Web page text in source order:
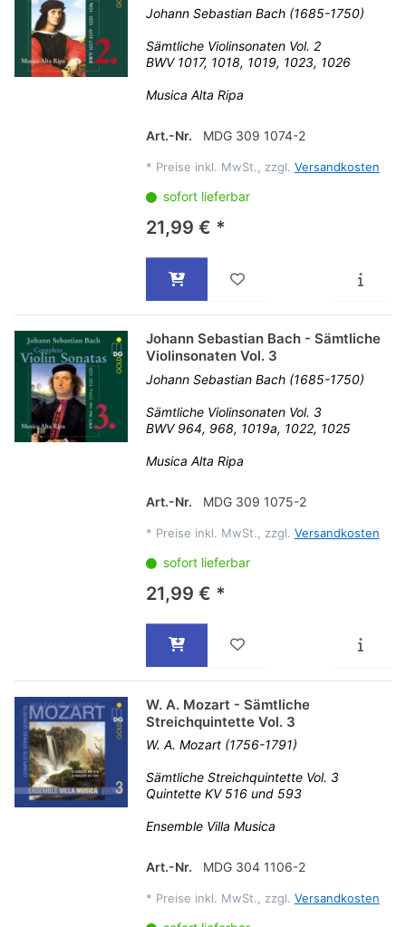
Johann Sebastian Bach (1685-1750)
Sämtliche Violinsonaten Vol. 2
BWV 1017, 1018, 1019, 1023, 1026
Musica Alta Ripa
Art.-Nr. MDG 309 1074-2
* Preise inkl. MwSt., zzgl. Versandkosten
sofort lieferbar
21,99 € *
Johann Sebastian Bach - Sämtliche
Violinsonaten Vol. 3
Johann Sebastian Bach (1685-1750)
Sämtliche Violinsonaten Vol. 3
BWV 964, 968, 1019a, 1022, 1025
Musica Alta Ripa
Art.-Nr. MDG 309 1075-2
* Preise inkl. MwSt., zzgl. Versandkosten
sofort lieferbar
21,99 € *
W. A. Mozart - Sämtliche
Streichquintette Vol. 3
W. A. Mozart (1756-1791)
Sämtliche Streichquintette Vol. 3
Quintette KV 516 und 593
Ensemble Villa Musica
Art.-Nr. MDG 304 1106-2
* Preise inkl. MwSt., zzgl. Versandkosten